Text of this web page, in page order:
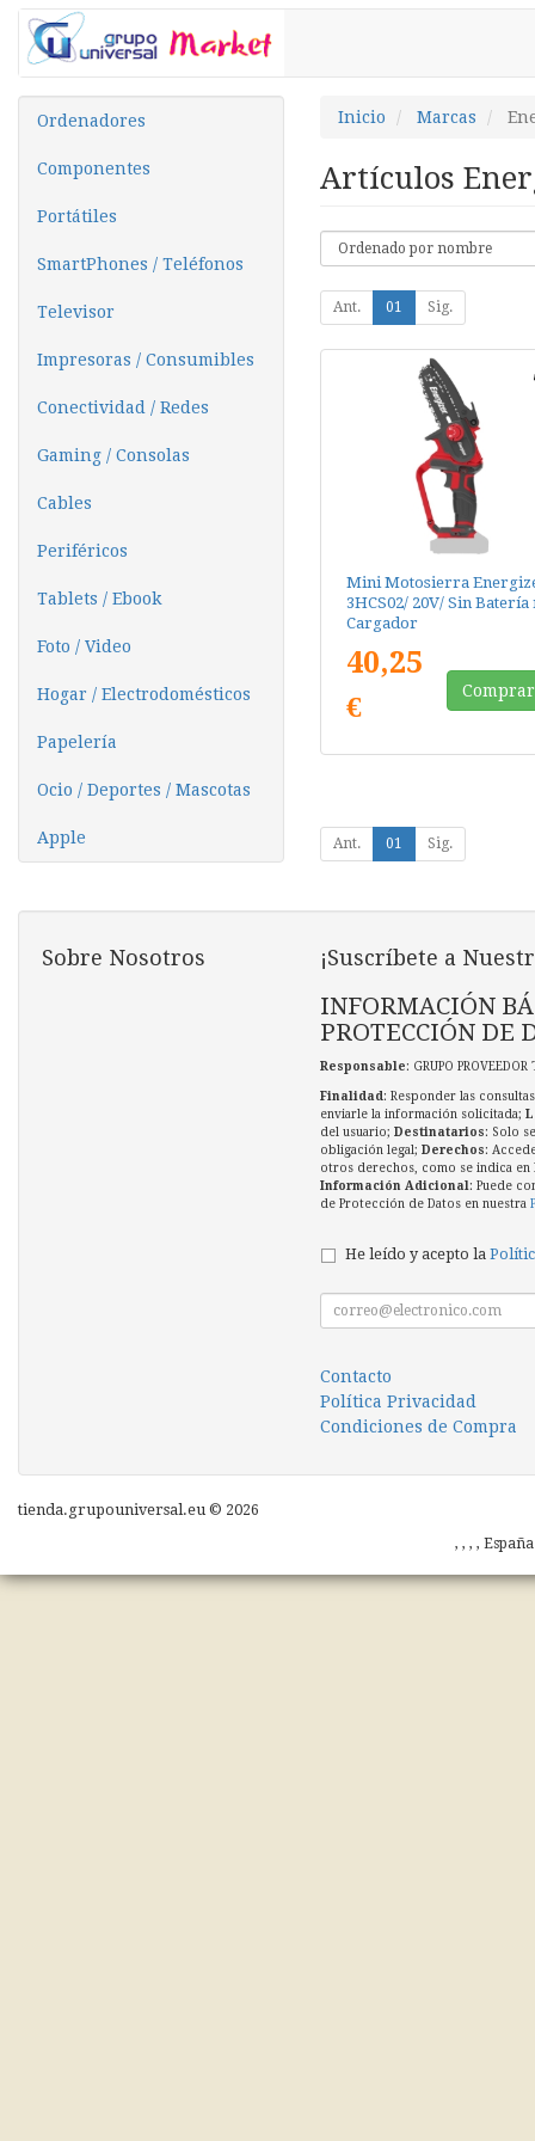
Ordenadores
Componentes
Portátiles
SmartPhones / Teléfonos
Televisor
Impresoras / Consumibles
Conectividad / Redes
Gaming / Consolas
Cables
Periféricos
Tablets / Ebook
Foto / Video
Hogar / Electrodomésticos
Papelería
Ocio / Deportes / Mascotas
Apple
Inicio Marcas
Artículos
Ant. 01 Sig.
Mini Motosierra
3HCS02/ 20V/ Sin Batería
Cargador
40,25
€
Comprar
Ant. 01 Sig.
Sobre Nosotros ¡Suscríbete a
INFORMACIÓN
PROTECCIÓN DE
Responsable: GRUPO
Finalidad : Responder las
enviarle la información solicitada;
del usuario; Destinatarios: Solo
obligación legal; Derechos:
otros derechos, como se indica en
Información Adicional : Puede
de Protección de Datos en nuestra
He leído y acepto la
Contacto
Política Privacidad
Condiciones de Compra
tienda.grupouniversal.eu © 2026
, , , ,